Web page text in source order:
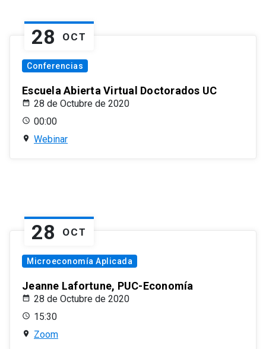
28 OCT
Conferencias
Escuela Abierta Virtual Doctorados UC
28 de Octubre de 2020
00:00
Webinar
28 OCT
Microeconomía Aplicada
Jeanne Lafortune, PUC-Economía
28 de Octubre de 2020
15:30
Zoom